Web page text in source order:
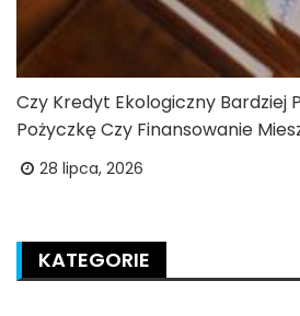
Czy Kredyt Ekologiczny Bardziej
Pożyczkę Czy Finansowanie
28 lipca, 2026
KATEGORIE